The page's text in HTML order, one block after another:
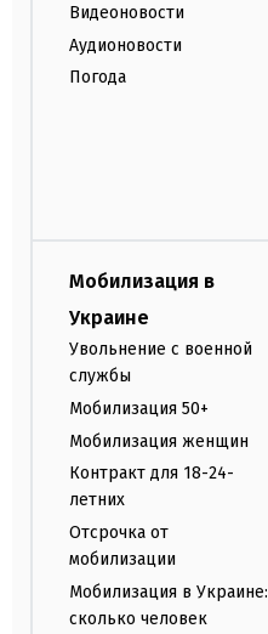
Видеоновости
Аудионовости
Погода
Мобилизация в
Украине
Увольнение с военной
службы
Мобилизация 50+
Мобилизация женщин
Контракт для 18-24-
летних
Отсрочка от
мобилизации
Мобилизация в Украине:
сколько человек